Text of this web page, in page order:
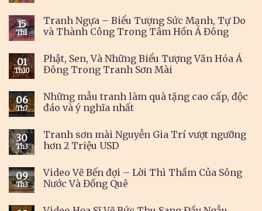
15
Th1
Tranh Ngựa – Biểu Tượng Sức Mạnh, Tự Do
và Thành Công Trong Tâm Hồn Á Đông
01
Th10
Phật, Sen, Và Những Biểu Tượng Văn Hóa Á
Đông Trong Tranh Sơn Mài
06
Th7
Những mẫu tranh làm quà tặng cao cấp, độc
đáo và ý nghĩa nhất
30
Th3
Tranh sơn mài Nguyễn Gia Trí vượt ngưỡng
hơn 2 Triệu USD
09
Th3
Video Vẽ Bến đợi – Lời Thì Thầm Của Sông
Nước Và Đồng Quê